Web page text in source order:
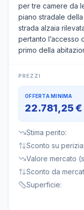
per tre camere da
piano stradale
strada alzaia
pertanto l’accesso
primo della
PREZZI
OFFERTA MINIMA
22.781,25 €
Stima perito:
Sconto su perizia
Valore mercato
Sconto da
Superficie: